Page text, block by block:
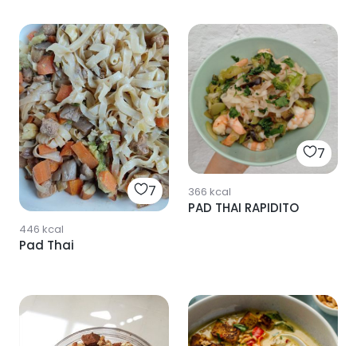
7
446 kcal
Pad Thai
7
366 kcal
PAD THAI RAPIDITO